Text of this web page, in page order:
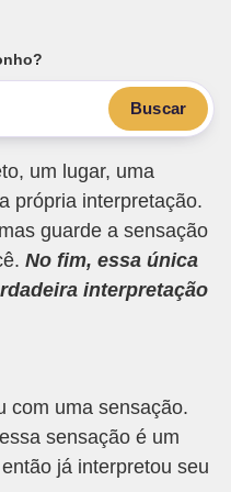
Buscar
um lugar, uma
própria interpretação.
guarde a sensação
No fim, essa única
interpretação
com uma sensação.
sensação é um
já interpretou seu